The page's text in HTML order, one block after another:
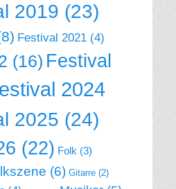
2019 (23)
Festival 2021 (4)
(16) Festival
2024
2025 (24)
(22) Folk (3)
(6) Gitarre (2)